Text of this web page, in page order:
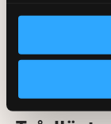
installation inte